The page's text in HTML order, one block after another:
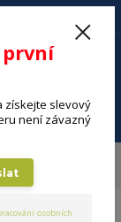
Menu
první
získejte slevový
není závazný
osobních